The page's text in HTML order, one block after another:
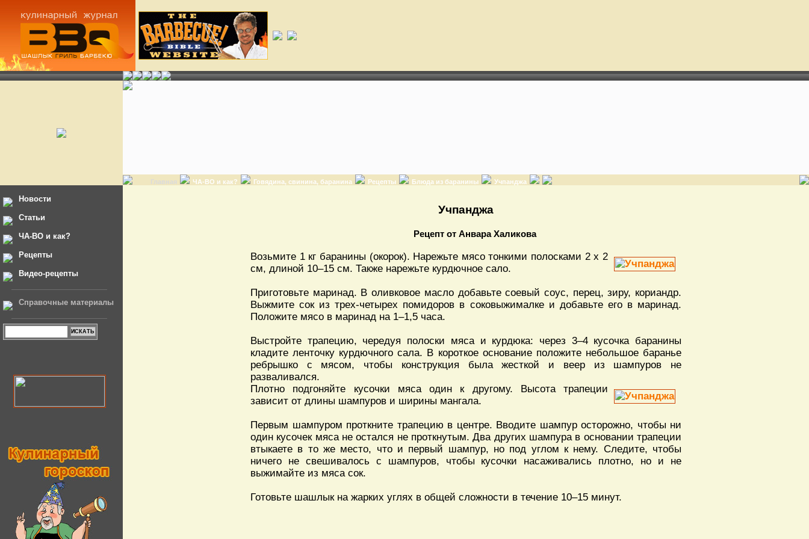
Главная ЧА-ВО и как? Говядина, свинина, баранина Рецепты Блюда из баранины Учпанджа
Новости
Статьи
ЧА-ВО и как?
Рецепты
Видео-рецепты
Справочные материалы
Учпанджа
Рецепт от Анвара Халикова
Возьмите 1 кг баранины (окорок). Нарежьте мясо тонкими полосками 2 х 2
см, длиной 10–15 см. Также нарежьте курдючное сало.
Приготовьте маринад. В оливковое масло добавьте соевый соус, перец, зиру, кориандр.
Выжмите сок из трех-четырех помидоров в соковыжималке и добавьте его в маринад.
Положите мясо в маринад на 1–1,5 часа.
Выстройте трапецию, чередуя полоски мяса и курдюка: через 3–4 кусочка баранины
кладите ленточку курдючного сала. В короткое основание положите небольшое баранье
ребрышко с мясом, чтобы конструкция была жесткой и веер из шампуров не
разваливался.
Плотно подгоняйте кусочки мяса один к другому. Высота трапеции
зависит от длины шампуров и ширины мангала.
Первым шампуром проткните трапецию в центре. Вводите шампур осторожно, чтобы ни
один кусочек мяса не остался не проткнутым. Два других шампура в основании трапеции
втыкаете в то же место, что и первый шампур, но под углом к нему. Следите, чтобы
ничего не свешивалось с шампуров, чтобы кусочки насаживались плотно, но и не
выжимайте из мяса сок.
Готовьте шашлык на жарких углях в общей сложности в течение 10–15 минут.